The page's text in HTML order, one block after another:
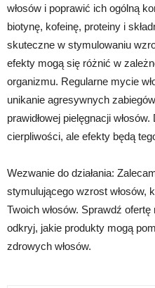
włosów i poprawić ich ogólną
biotynę, kofeinę, proteiny i
skuteczne w stymulowaniu
efekty mogą się różnić w
organizmu. Regularne mycie
unikanie agresywnych
prawidłowej pielęgnacji
cierpliwości, ale efekty będą
Wezwanie do działania:
stymulującego wzrost
Twoich włosów. Sprawdź
odkryj, jakie produkty mogą
zdrowych włosów.